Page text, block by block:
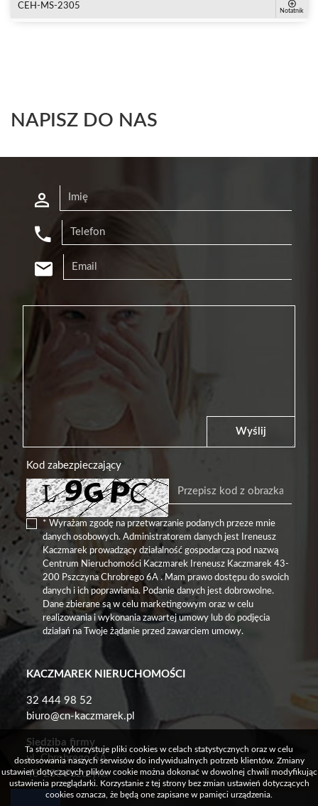
CEH-MS-2305 Notatnik
NAPISZ DO NAS
KACZMAREK NIERUCHOMOŚCI
32 444 98 52
biuro@cn-kaczmarek.pl
Siedziba firmy
ul. Chrobrego 6A
43-200 Pszczyna
Agenci
Wyślij
Kod zabezpieczający
* Wyrażam zgodę na przetwarzanie podanych przeze mnie
danych osobowych. Administratorem danych jest Ireneusz
Kaczmarek prowadzący działalność gospodarczą pod nazwą
Centrum Nieruchomości Kaczmarek Ireneusz Kaczmarek 43-
200 Pszczyna Chrobrego 6A . Mam prawo dostępu do swoich
danych i ich poprawiania. Podanie danych jest dobrowolne.
Dane zbierane są w celu marketingowym oraz w celu
realizowania i wykonania zawartej umowy lub do podjęcia
działań na Twoje żądanie przed zawarciem umowy.
Ta strona wykorzystuje pliki cookies w celach statystycznych oraz w celu
dostosowania naszych serwisów do indywidualnych potrzeb klientów. Zmiany
ustawień dotyczących plików cookie można dokonać w dowolnej chwili modyfikując
ustawienia przeglądarki. Korzystanie z tej strony bez zmian ustawień dotyczących
cookies oznacza, że będą one zapisane w pamięci urządzenia.